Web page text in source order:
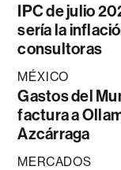
IPC de julio
sería la
consultoras
MÉXICO
Gastos del
factura a
Azcárraga
MERCADOS